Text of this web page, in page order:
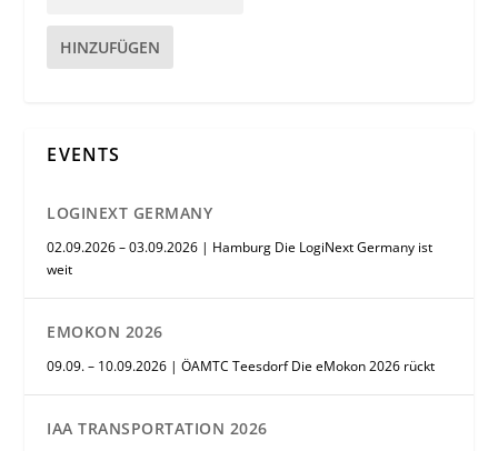
HINZUFÜGEN
EVENTS
LOGINEXT GERMANY
02.09.2026 – 03.09.2026 | Hamburg Die LogiNext Germany ist
weit
EMOKON 2026
09.09. – 10.09.2026 | ÖAMTC Teesdorf Die eMokon 2026 rückt
IAA TRANSPORTATION 2026